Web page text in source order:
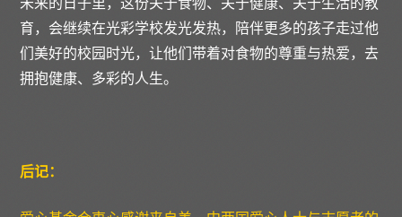
未来的日子里，这份关于食物、关于健康、关于生活的教
育，会继续在光彩学校发光发热，陪伴更多的孩子走过他
们美好的校园时光，让他们带着对食物的尊重与热爱，去
拥抱健康、多彩的人生。
后记：